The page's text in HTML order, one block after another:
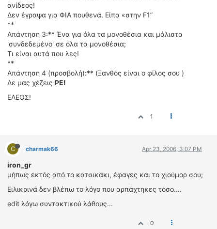
ανίδεος!
Δεν έγραψα για ΦΙΑ πουθενά. Είπα «στην F1”
**
Απάντηση 3:** Ένα για όλα τα μονοθέσια και μάλιστα
'συνδεδεμένο' σε όλα τα μονοθέσια;
Τι είναι αυτά που λες!
**
Απάντηση 4 (προσβολή):** (Ξανθός είναι ο φίλος σου )
Δε μας χέζεις ΡΕ!
ΕΛΕΟΣ!
1
C charmak66 Apr 23, 2006, 3:07 PM
iron_gr
μήπως εκτός από το κατσικάκι, έφαγες και το χιούμορ σου;
Ειλικρινά δεν βλέπω το λόγο που αρπάχτηκες τόσο....
edit λόγω συντακτικού λάθους...
0